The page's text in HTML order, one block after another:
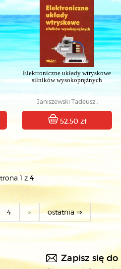
Elektroniczne układy wtryskowe
silników wysokoprężnych
Janiszewski Tadeusz ,
Mavrantzas Spiros
52.50 zł
1 z 4
4 » ostatnia ⇒
Zapisz się